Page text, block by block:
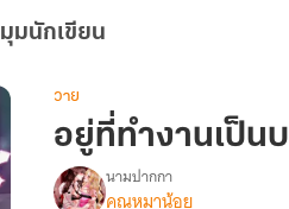
มุมนักเขียน
วาย
อยู่ที่ทำงานเป็น
นามปากกา
คุณหมาน้อย